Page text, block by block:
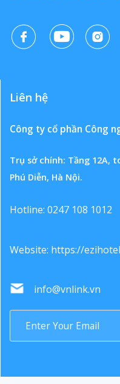
Liên hệ
Công ty cổ phần Công
Trụ sở chính: Tầng 12A,
Phú Diễn, Hà Nội.
Hotline: 0247 108 1012
Website: https://
info@vnlink.vn